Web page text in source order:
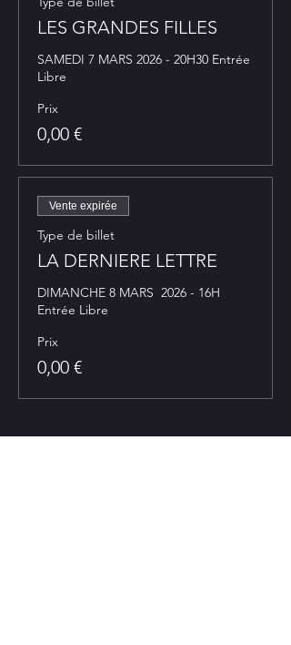
LES GRANDES FILLES
SAMEDI 7 MARS 2026 - 20H30 Entrée
Libre
Prix
0,00 €
Vente expirée
Type de billet
LA DERNIERE LETTRE
DIMANCHE 8 MARS  2026 - 16H
Entrée Libre
Prix
0,00 €